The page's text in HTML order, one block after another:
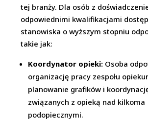
tej branży. Dla osób z
odpowiednimi kwalifikacjami
stanowiska o wyższym stopniu
takie jak:
Koordynator opieki: Osoba
organizację pracy zespołu
planowanie grafików i
związanych z opieką nad kilkoma
podopiecznymi.